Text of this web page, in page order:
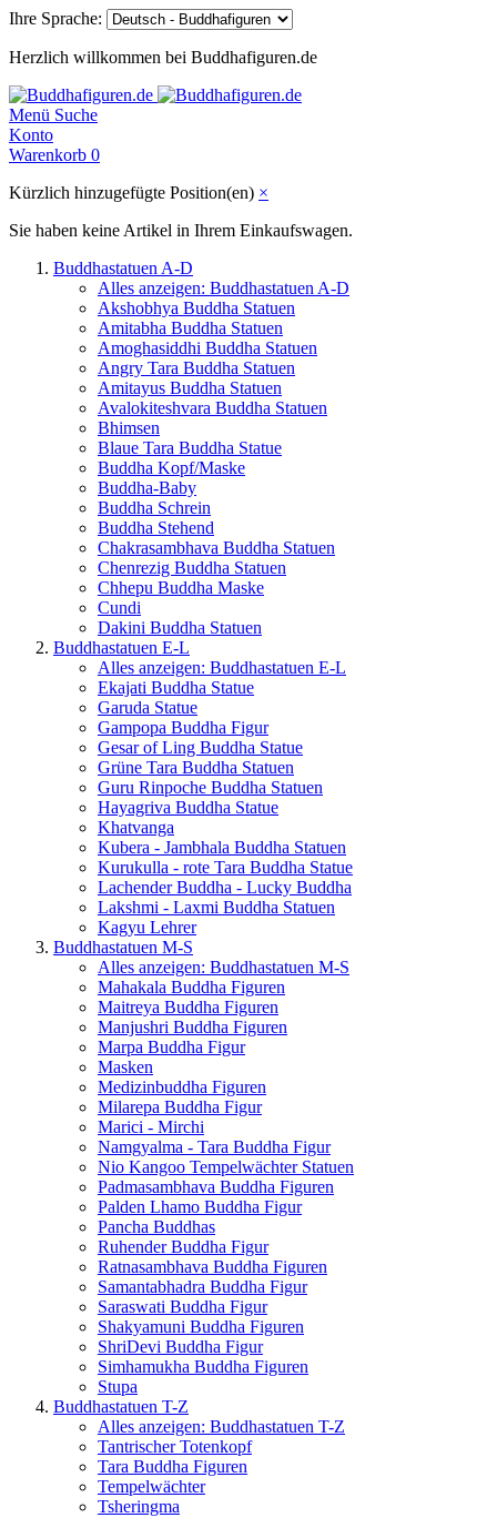
Ihre Sprache:
Herzlich willkommen bei Buddhafiguren.de
Menü Suche
Konto
Warenkorb 0
Kürzlich hinzugefügte Position(en) ×
Sie haben keine Artikel in Ihrem Einkaufswagen.
Buddhastatuen A-D
Alles anzeigen: Buddhastatuen A-D
Akshobhya Buddha Statuen
Amitabha Buddha Statuen
Amoghasiddhi Buddha Statuen
Angry Tara Buddha Statuen
Amitayus Buddha Statuen
Avalokiteshvara Buddha Statuen
Bhimsen
Blaue Tara Buddha Statue
Buddha Kopf/Maske
Buddha-Baby
Buddha Schrein
Buddha Stehend
Chakrasambhava Buddha Statuen
Chenrezig Buddha Statuen
Chhepu Buddha Maske
Cundi
Dakini Buddha Statuen
Buddhastatuen E-L
Alles anzeigen: Buddhastatuen E-L
Ekajati Buddha Statue
Garuda Statue
Gampopa Buddha Figur
Gesar of Ling Buddha Statue
Grüne Tara Buddha Statuen
Guru Rinpoche Buddha Statuen
Hayagriva Buddha Statue
Khatvanga
Kubera - Jambhala Buddha Statuen
Kurukulla - rote Tara Buddha Statue
Lachender Buddha - Lucky Buddha
Lakshmi - Laxmi Buddha Statuen
Kagyu Lehrer
Buddhastatuen M-S
Alles anzeigen: Buddhastatuen M-S
Mahakala Buddha Figuren
Maitreya Buddha Figuren
Manjushri Buddha Figuren
Marpa Buddha Figur
Masken
Medizinbuddha Figuren
Milarepa Buddha Figur
Marici - Mirchi
Namgyalma - Tara Buddha Figur
Nio Kangoo Tempelwächter Statuen
Padmasambhava Buddha Figuren
Palden Lhamo Buddha Figur
Pancha Buddhas
Ruhender Buddha Figur
Ratnasambhava Buddha Figuren
Samantabhadra Buddha Figur
Saraswati Buddha Figur
Shakyamuni Buddha Figuren
ShriDevi Buddha Figur
Simhamukha Buddha Figuren
Stupa
Buddhastatuen T-Z
Alles anzeigen: Buddhastatuen T-Z
Tantrischer Totenkopf
Tara Buddha Figuren
Tempelwächter
Tsheringma